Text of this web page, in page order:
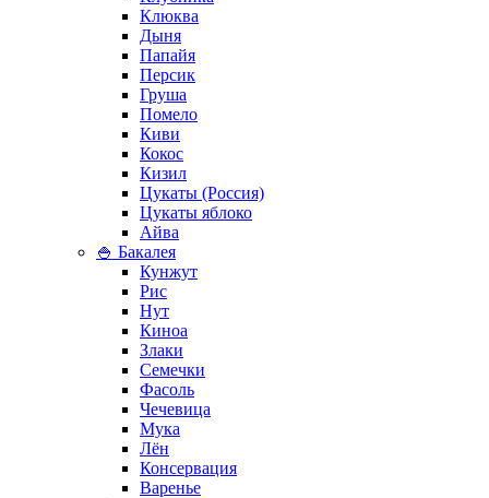
Клюква
Дыня
Папайя
Персик
Груша
Помело
Киви
Кокос
Кизил
Цукаты (Россия)
Цукаты яблоко
Айва
🍚 Бакалея
Кунжут
Рис
Нут
Киноа
Злаки
Семечки
Фасоль
Чечевица
Мука
Лён
Консервация
Варенье